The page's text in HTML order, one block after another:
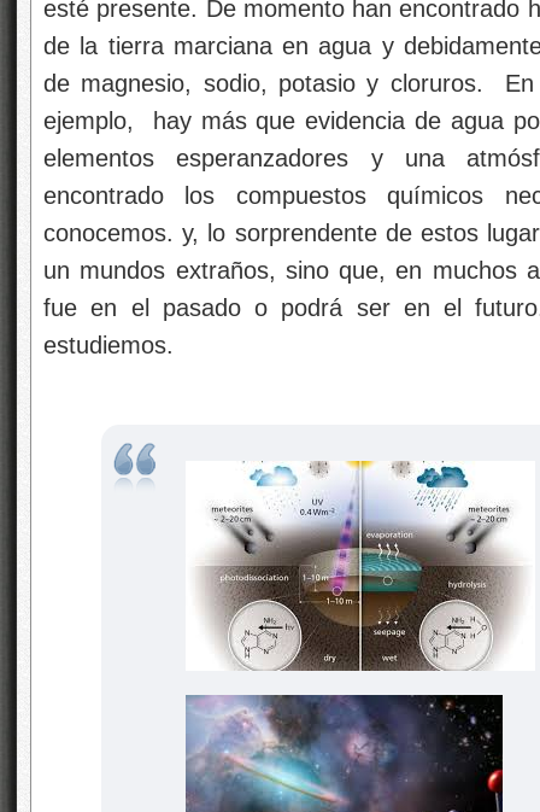
esté presente. De momento han encontrado
de la tierra marciana en agua y
de magnesio, sodio, potasio y cloruros.
ejemplo, hay más que evidencia de agua
elementos esperanzadores y una
encontrado los compuestos químicos
conocemos. y, lo sorprendente de estos
un mundos extraños, sino que, en muchos
fue en el pasado o podrá ser en el
estudiemos.